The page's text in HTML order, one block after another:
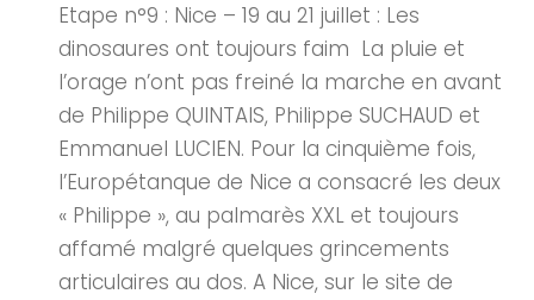
Etape n°9 : Nice – 19 au 21 juillet : Les
dinosaures ont toujours faim La pluie et
l’orage n’ont pas freiné la marche en avant
de Philippe QUINTAIS, Philippe SUCHAUD et
Emmanuel LUCIEN. Pour la cinquième fois,
l’Europétanque de Nice a consacré les deux
« Philippe », au palmarès XXL et toujours
affamé malgré quelques grincements
articulaires au dos. A Nice, sur le site de